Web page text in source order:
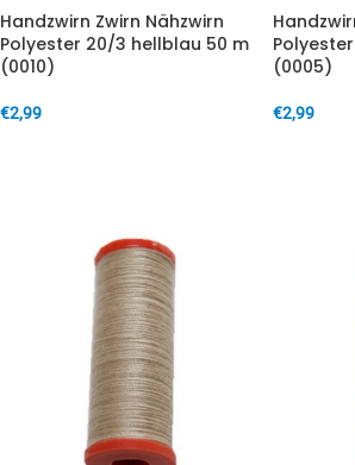
Handzwirn Zwirn Nähzwirn
Polyester 20/3 hellblau 50 m
(0010)
€2,99
(0005)
€2,99